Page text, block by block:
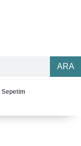
ARA
Sepetim